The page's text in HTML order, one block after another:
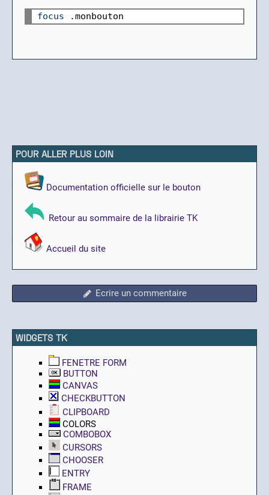
focus
POUR ALLER PLUS LOIN
Documentation officielle sur le bouton
Retour au sommaire de la librairie TK
Accueil du site
Ecrire un commentaire
WIDGETS TK
FENETRE FORM
BUTTON
CANVAS
CHECKBUTTON
CLIPBOARD
COLORS
COMBOBOX
CURSORS
CHOOSER
ENTRY
FRAME